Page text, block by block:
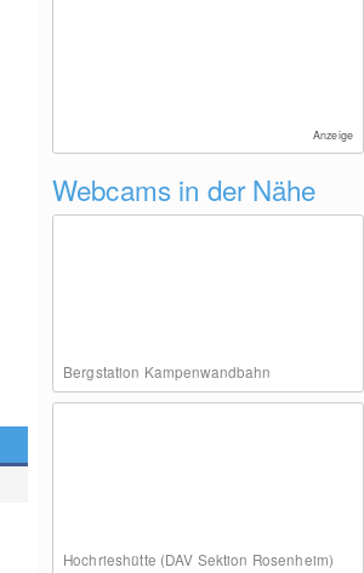
Anzeige
Webcams in der Nähe
Bergstation Kampenwandbahn
Hochrieshütte (DAV Sektion Rosenheim)